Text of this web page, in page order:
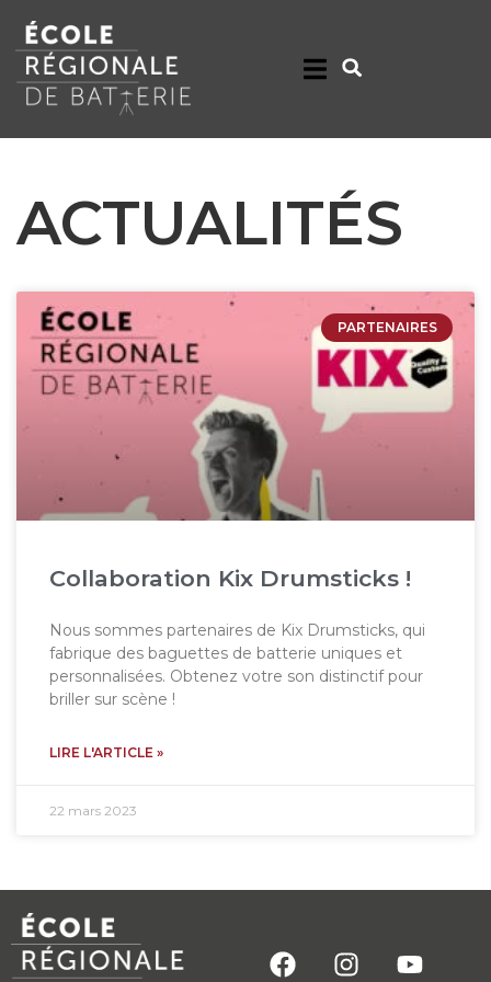
ACTUALITÉS
PARTENAIRES
Collaboration Kix Drumsticks !
Nous sommes partenaires de Kix Drumsticks, qui
fabrique des baguettes de batterie uniques et
personnalisées. Obtenez votre son distinctif pour
briller sur scène !
LIRE L'ARTICLE »
22 mars 2023